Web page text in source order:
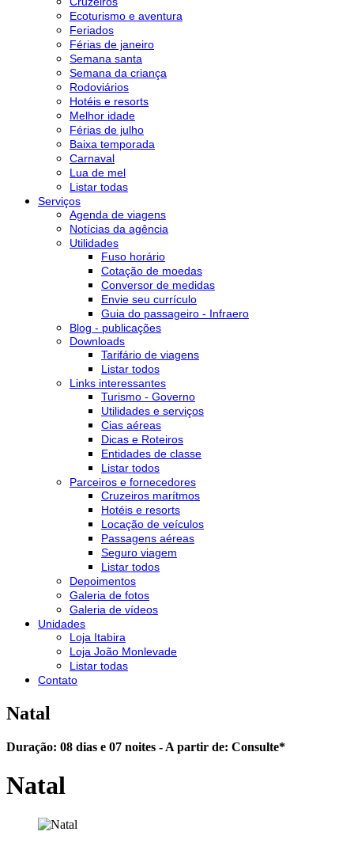
Ecoturismo e aventura
Feriados
Férias de janeiro
Semana santa
Semana da criança
Rodoviários
Hotéis e resorts
Melhor idade
Férias de julho
Baixa temporada
Carnaval
Lua de mel
Listar todas
Serviços
Agenda de viagens
Notícias da agência
Utilidades
Fuso horário
Cotação de moedas
Conversor de medidas
Envie seu currículo
Guia do passageiro - Infraero
Blog - publicações
Downloads
Tarifário de viagens
Listar todos
Links interessantes
Turismo - Governo
Utilidades e serviços
Cias aéreas
Dicas e Roteiros
Entidades de classe
Listar todos
Parceiros e fornecedores
Cruzeiros marítmos
Hotéis e resorts
Locação de veículos
Passagens aéreas
Seguro viagem
Listar todos
Depoimentos
Galeria de fotos
Galeria de vídeos
Unidades
Loja Itabira
Loja João Monlevade
Listar todas
Contato
Natal
Duração: 08 dias e 07 noites - A partir de: Consulte*
Natal